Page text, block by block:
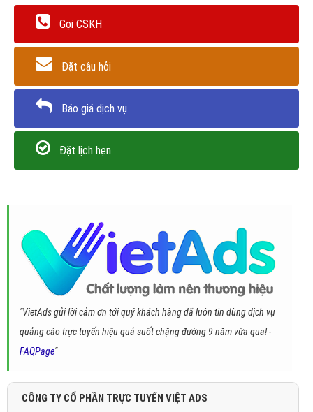
Gọi CSKH
Đặt câu hỏi
Báo giá dịch vụ
Đặt lịch hẹn
"VietAds gửi lời cảm ơn tới quý khách hàng đã luôn tin dùng dịch vụ
quảng cáo trực tuyến hiệu quả suốt chặng đường 9 năm vừa qua! -
FAQPage"
CÔNG TY CỔ PHẦN TRỰC TUYẾN VIỆT ADS